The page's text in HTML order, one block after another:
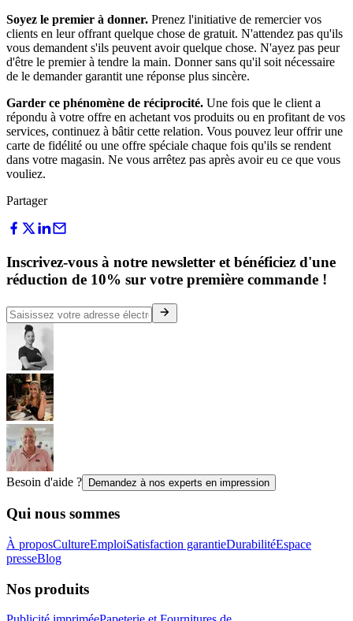
Soyez le premier à donner. Prenez l'initiative de remercier vos
clients en leur offrant quelque chose de gratuit. N'attendez pas qu'ils
vous demandent s'ils peuvent avoir quelque chose. N'ayez pas peur
d'être le premier à tendre la main. Donner sans qu'il soit nécessaire
de le demander garantit une réponse plus sincère.
Garder ce phénomène de réciprocité. Une fois que le client a
répondu à votre offre en achetant vos produits ou en profitant de vos
services, continuez à bâtir cette relation. Vous pouvez leur offrir une
carte de fidélité ou une offre spéciale chaque fois qu'ils se rendent
dans votre magasin. Ne vous arrêtez pas après avoir eu ce que vous
vouliez.
Partager
Inscrivez-vous à notre newsletter et bénéficiez d'une
réduction de 10% sur votre première commande !
Besoin d'aide ? Demandez à nos experts en impression
Qui nous sommes
À proposCultureEmploiSatisfaction garantieDurabilitéEspace
presseBlog
Nos produits